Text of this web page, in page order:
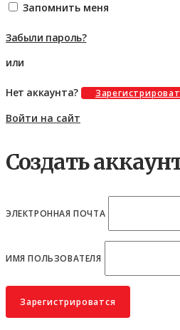
Запомнить меня
Забыли пароль?
или
Нет аккаунта?
Войти на сайт
Создать
ЭЛЕКТРОННАЯ ПОЧТА
ИМЯ ПОЛЬЗОВАТЕЛЯ